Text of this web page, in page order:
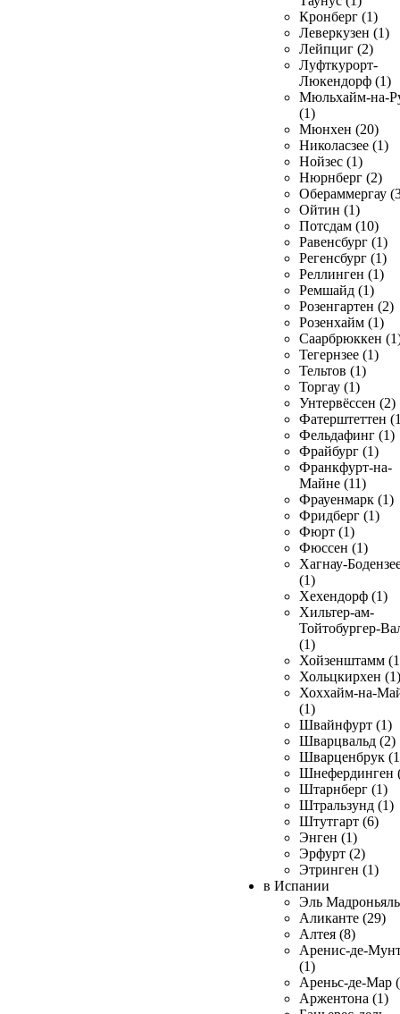
Кронберг (1)
Леверкузен (1)
Лейпциг (2)
Луфткурорт-
Люкендорф (1)
Мюльхайм-на-
(1)
Мюнхен (20)
Николасзее (1)
Нойзес (1)
Нюрнберг (2)
Обераммергау
Ойтин (1)
Потсдам (10)
Равенсбург (1)
Регенсбург (1)
Реллинген (1)
Ремшайд (1)
Розенгартен (2)
Розенхайм (1)
Саарбрюккен
Тегернзее (1)
Тельтов (1)
Торгау (1)
Унтервёссен (2)
Фатерштеттен
Фельдафинг (1)
Фрайбург (1)
Франкфурт-на-
Майне (11)
Фрауенмарк (1)
Фридберг (1)
Фюрт (1)
Фюссен (1)
Хагнау-
(1)
Хехендорф (1)
Хильтер-ам-
Тойтобургер-
(1)
Хойзенштамм
Хольцкирхен (1)
Хоххайм-на-
(1)
Швайнфурт (1)
Шварцвальд (2)
Шварценбрук
Шнефердинген
Штарнберг (1)
Штральзунд (1)
Штутгарт (6)
Энген (1)
Эрфурт (2)
Этринген (1)
в Испании
Эль
Аликанте (29)
Алтея (8)
Аренис-де-
(1)
Ареньс-де-Мар
Аржентона (1)